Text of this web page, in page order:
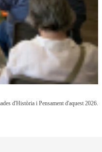
d'Història i Pensament d'aquest 2026.